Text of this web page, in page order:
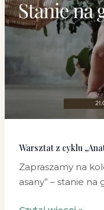
Warsztat z cyklu
Zapraszamy na
asany” – stanie na
z
cyklu
„Anatomia